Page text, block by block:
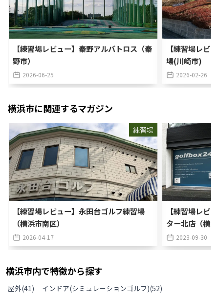
【練習場レビュー】秦野アルバトロス（秦
野市）
2026-06-25
【練習場レビ
場(川崎市)
2026-02-26
横浜市に関連するマガジン
練習場
【練習場レビュー】永田台ゴルフ練習場
（横浜市南区）
2026-04-17
【練習場レビ
ター北店（横
2023-09-30
横浜市内で特徴から探す
屋外(41) インドア(シミュレーションゴルフ)(52)